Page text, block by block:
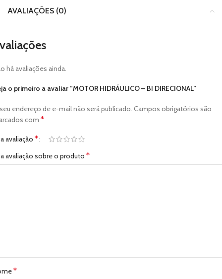
AVALIAÇÕES (0)
há avaliações ainda.
o primeiro a avaliar “MOTOR HIDRÁULICO – BI DIRECIONAL”
endereço de e-mail não será publicado. Campos obrigatórios são
com *
avaliação *
avaliação sobre o produto *
*